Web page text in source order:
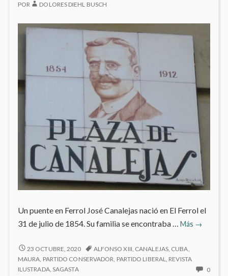
POR DOLORES DIEHL BUSCH
Un puente en Ferrol José Canalejas nació en El Ferrol el
31 de julio de 1854. Su familia se encontraba … Más
José
→
JOSÉ
CANALEJAS
23 OCTUBRE, 2020 ALFONSO XIII, CANALEJAS, CUBA,
MAURA, PARTIDO CONSERVADOR, PARTIDO LIBERAL, REVISTA
ILUSTRADA, SAGASTA 0NO